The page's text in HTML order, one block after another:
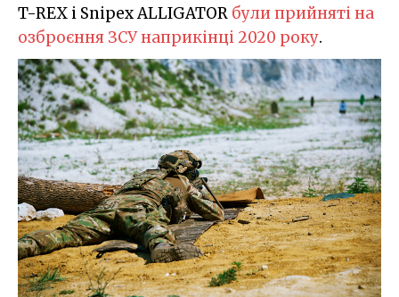
T-REX і Snipex ALLIGATOR були прийняті на
озброєння ЗСУ наприкінці 2020 року.